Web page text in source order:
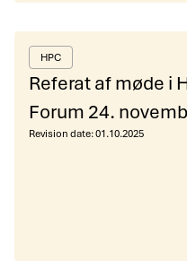
HPC
Referat af møde i
Forum 24.
Revision date:01.10.2025